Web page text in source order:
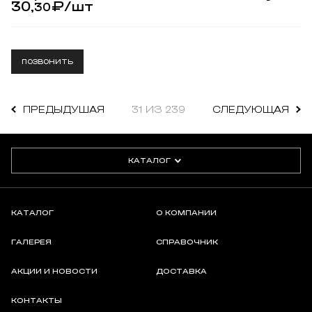
30,30₽/шт
ПОЗВОНИТЬ
ПРЕДЫДУШАЯ 31 ИЗ 239 СЛЕДУЮЩАЯ
КАТАЛОГ
КАТАЛОГ О КОМПАНИИ
ГАЛЕРЕЯ СПРАВОЧНИК
АКЦИИ И НОВОСТИ ДОСТАВКА
КОНТАКТЫ